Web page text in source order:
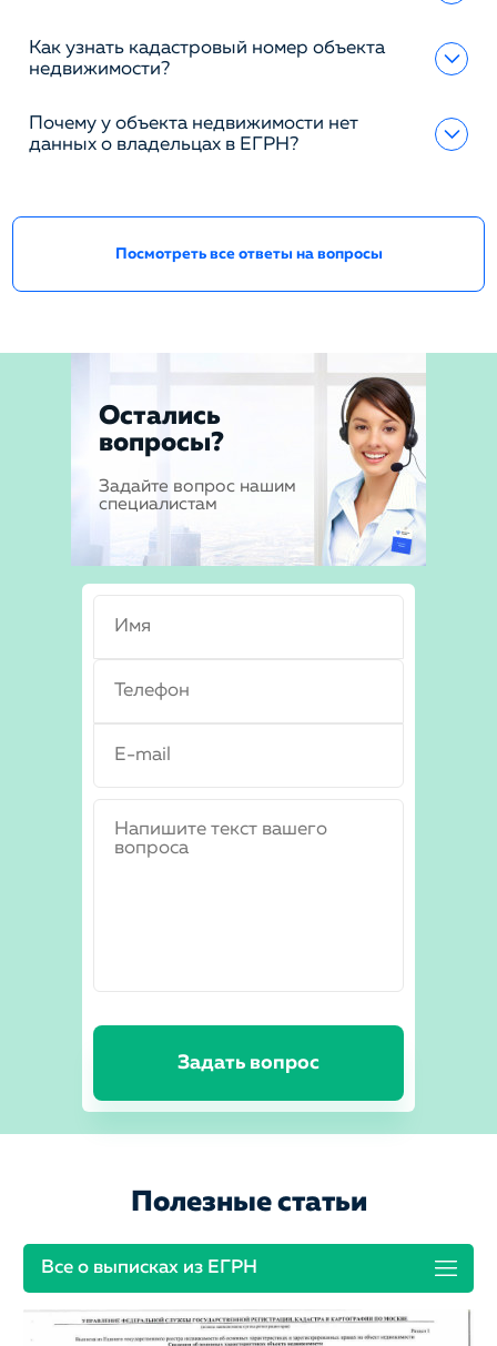
Как узнать кадастровый номер объекта
недвижимости?
Почему у объекта недвижимости нет
данных о владельцах в ЕГРН?
Посмотреть все ответы на вопросы
Остались
вопросы?
Задайте вопрос нашим
специалистам
Задать вопрос
Полезные статьи
Все о выписках из ЕГРН